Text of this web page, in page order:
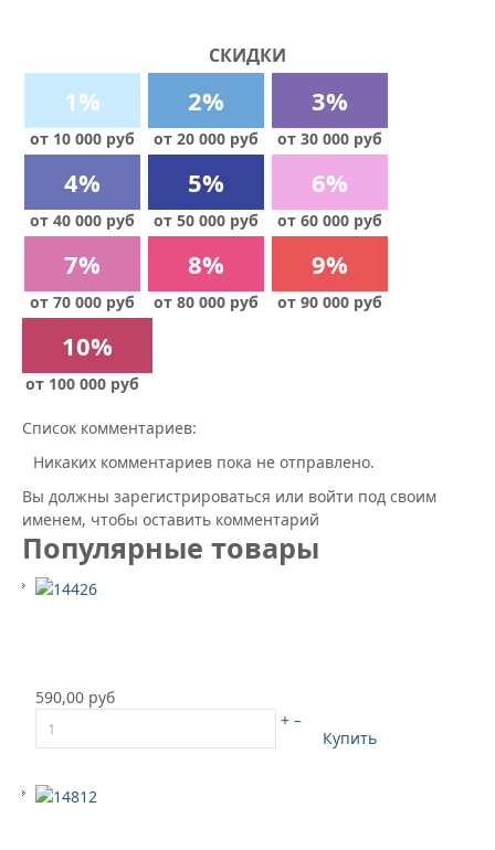
СКИДКИ
1%
от 10 000 руб
2%
от 20 000 руб
3%
от 30 000 руб
4%
от 40 000 руб
5%
от 50 000 руб
6%
от 60 000 руб
7%
от 70 000 руб
8%
от 80 000 руб
9%
от 90 000 руб
10%
от 100 000 руб
Список комментариев:
Никаких комментариев пока не отправлено.
Вы должны зарегистрироваться или войти под своим
именем, чтобы оставить комментарий
Популярные товары
590,00 руб
+ –
Купить